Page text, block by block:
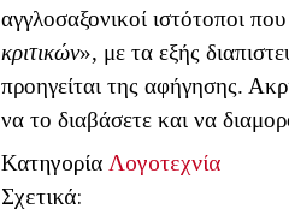
αγγλοσαξονικοί ιστότοποι
κριτικών», με τα εξής
προηγείται της αφήγησης.
να το διαβάσετε και να
Κατηγορία Λογοτεχνία
Σχετικά: